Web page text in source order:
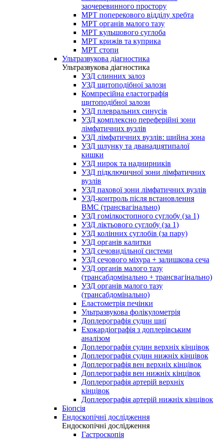
заочеревинного простору
МРТ поперекового відділу хребта
МРТ органів малого тазу
МРТ кульшового суглоба
МРТ крижів та куприка
МРТ стопи
Ультразвукова діагностика
Ультразвукова діагностика
УЗД слинних залоз
УЗД щитоподібної залози
Компресійна еластографія
щитоподібної залози
УЗД плевральних синусів
УЗД комплексно переферійні зони
лімфатичних вузлів
УЗД лімфатичних вузлів: шийна зона
УЗД шлунку та дванадцятипалої
кишки
УЗД нирок та наднирників
УЗД підключичної зони лімфатичних
вузлів
УЗД пахової зони лімфатичних вузлів
УЗД-контроль після встановлення
ВМС (трансвагінально)
УЗД гомілкостопного суглобу (за 1)
УЗД ліктьового суглобу (за 1)
УЗД колінних суглобів (за пару)
УЗД органів калитки
УЗД сечовидільної системи
УЗД сечового міхура + залишкова сеча
УЗД органів малого тазу
(трансабдомінально + трансвагінально)
УЗД органів малого тазу
(трансабдомінально)
Еластометрія печінки
Ультразвукова фолікулометрія
Доплерографія судин шиї
Ехокардіографія з доплерівським
аналізом
Доплерографія судин верхніх кінцівок
Доплерографія судин нижніх кінцівок
Доплерографія вен верхніх кінцівок
Доплерографія вен нижніх кінцівок
Доплерографія артерій верхніх
кінцівок
Доплерографія артерій нижніх кінцівок
Біопсія
Ендоскопічні дослідження
Ендоскопічні дослідження
Гастроскопія